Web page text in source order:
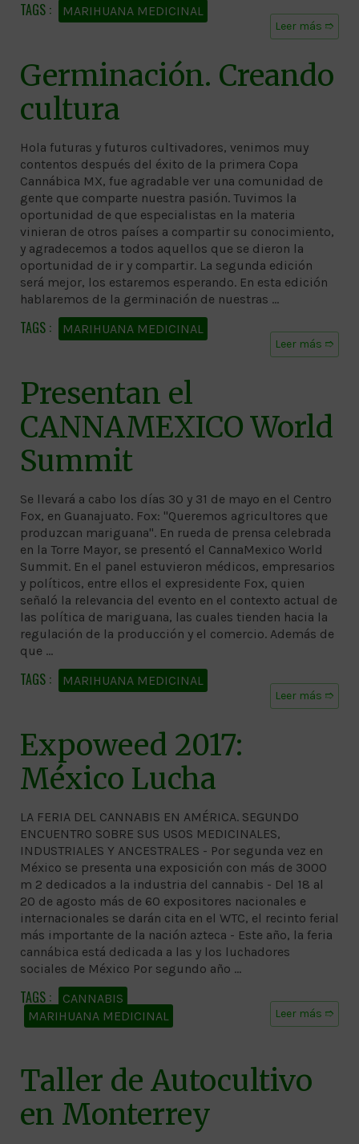
Leer más ➱
MARIHUANA MEDICINAL
Germinación. Creando
cultura
Hola futuras y futuros cultivadores, venimos muy
contentos después del éxito de la primera Copa
Cannábica MX, fue agradable ver una comunidad de
gente que comparte nuestra pasión. Tuvimos la
oportunidad de que especialistas en la materia
vinieran de otros países a compartir su conocimiento,
y agradecemos a todos aquellos que se dieron la
oportunidad de ir y compartir. La segunda edición
será mejor, los estaremos esperando. En esta edición
hablaremos de la germinación de nuestras …
Leer más ➱
MARIHUANA MEDICINAL
Presentan el
CANNAMEXICO World
Summit
Se llevará a cabo los días 30 y 31 de mayo en el Centro
Fox, en Guanajuato. Fox: "Queremos agricultores que
produzcan mariguana". En rueda de prensa celebrada
en la Torre Mayor, se presentó el CannaMexico World
Summit. En el panel estuvieron médicos, empresarios
y políticos, entre ellos el expresidente Fox, quien
señaló la relevancia del evento en el contexto actual de
las política de mariguana, las cuales tienden hacia la
regulación de la producción y el comercio. Además de
que …
Leer más ➱
MARIHUANA MEDICINAL
Expoweed 2017:
México Lucha
LA FERIA DEL CANNABIS EN AMÉRICA. SEGUNDO
ENCUENTRO SOBRE SUS USOS MEDICINALES,
INDUSTRIALES Y ANCESTRALES - Por segunda vez en
México se presenta una exposición con más de 3000
m 2 dedicados a la industria del cannabis - Del 18 al
20 de agosto más de 60 expositores nacionales e
internacionales se darán cita en el WTC, el recinto ferial
más importante de la nación azteca - Este año, la feria
cannábica está dedicada a las y los luchadores
sociales de México Por segundo año …
Leer más ➱
CANNABIS
MARIHUANA MEDICINAL
Taller de Autocultivo
en Monterrey